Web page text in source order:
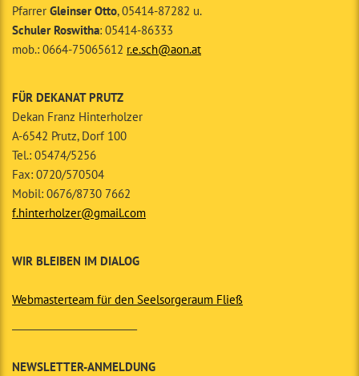
Pfarrer Gleinser Otto, 05414-87282 u.
Schuler Roswitha: 05414-86333
mob.: 0664-75065612 r.e.sch@aon.at
FÜR DEKANAT PRUTZ
Dekan Franz Hinterholzer
A-6542 Prutz, Dorf 100
Tel.: 05474/5256
Fax: 0720/570504
Mobil: 0676/8730 7662
f.hinterholzer@gmail.com
WIR BLEIBEN IM DIALOG
Webmasterteam für den Seelsorgeraum Fließ
NEWSLETTER-ANMELDUNG